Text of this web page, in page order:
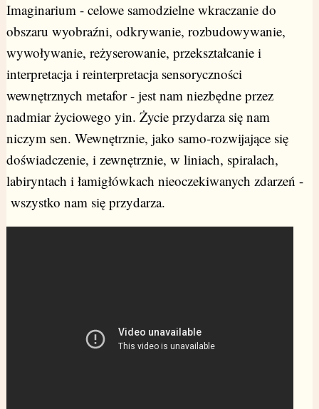
Imaginarium - celowe samodzielne wkraczanie do
obszaru wyobraźni, odkrywanie, rozbudowywanie,
wywoływanie, reżyserowanie, przekształcanie i
interpretacja i reinterpretacja sensoryczności
wewnętrznych metafor - jest nam niezbędne przez
nadmiar życiowego yin. Życie przydarza się nam
niczym sen. Wewnętrznie, jako samo-rozwijające się
doświadczenie, i zewnętrznie, w liniach, spiralach,
labiryntach i łamigłówkach nieoczekiwanych zdarzeń -
wszystko nam się przydarza.